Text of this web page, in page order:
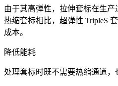
由于其高弹性，拉伸套标在生
热缩套标相比，超弹性 TripleS
成本。
降低能耗
处理套标时既不需要热缩通道，